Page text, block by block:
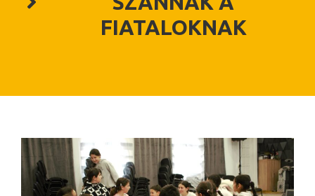
FIATALOKNAK